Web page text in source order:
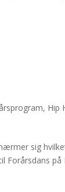
, Hip
sig
Forårsdans